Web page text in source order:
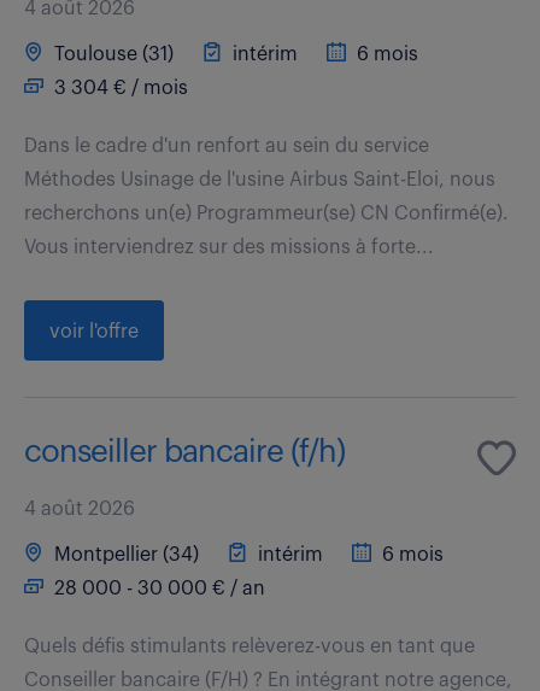
4 août 2026
Toulouse (31) intérim
6 mois
3 304 € / mois
Dans le cadre d'un renfort au sein du service
Méthodes Usinage de l'usine Airbus Saint-Eloi, nous
recherchons un(e) Programmeur(se) CN Confirmé(e).
Vous interviendrez sur des missions à forte...
voir l'offre
conseiller bancaire (f/h)
4 août 2026
Montpellier (34) intérim
6 mois
28 000 - 30 000 € / an
Quels défis stimulants relèverez-vous en tant que
Conseiller bancaire (F/H) ? En intégrant notre agence,